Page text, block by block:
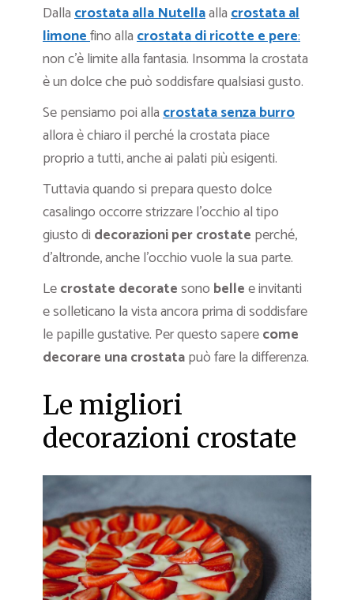
Dallacrostata alla Nutellaallacrostata al
limonefino allacrostata di ricotte e pere:
non c’è limite alla fantasia. Insomma la crostata
è un dolce che può soddisfare qualsiasi gusto.
Se pensiamo poi allacrostata senza burro
allora è chiaro il perché la crostata piace
proprio a tutti, anche ai palati più esigenti.
Tuttavia quando si prepara questo dolce
casalingo occorre strizzare l’occhio al tipo
giusto di decorazioni per crostate perché,
d’altronde, anche l’occhio vuole la sua parte.
Lecrostate decoratesono bellee invitanti
e solleticano la vista ancora prima di soddisfare
le papille gustative. Per questo saperecome
decorare una crostatapuò fare la differenza.
Le migliori
decorazioni crostate